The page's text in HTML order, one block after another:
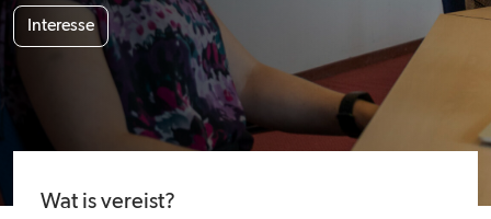
Interesse
Wat is vereist?